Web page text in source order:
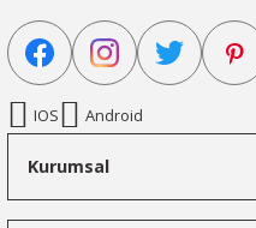
IOS Android
Kurumsal